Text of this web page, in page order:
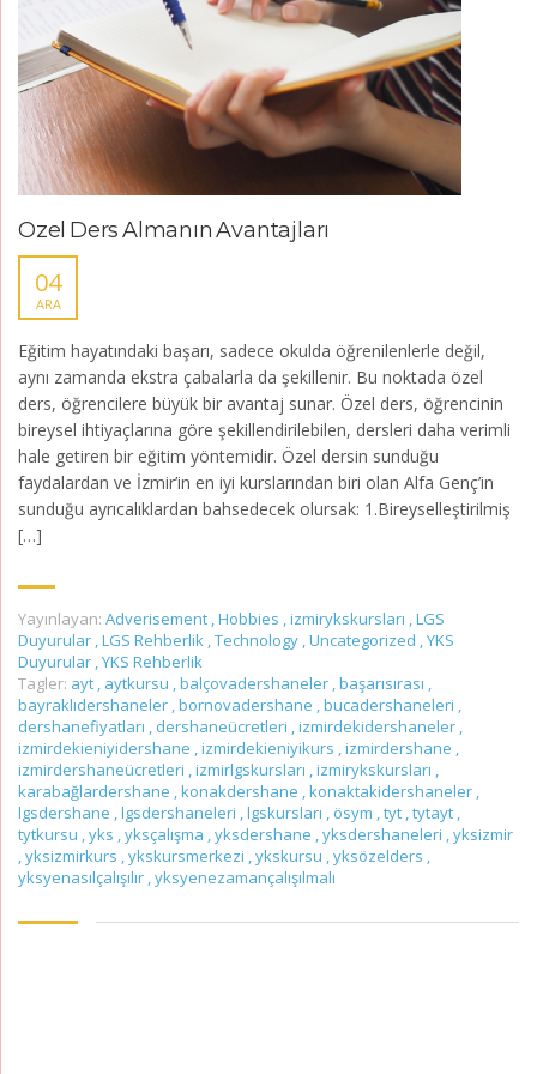
Özel Ders Almanın Avantajları
04
ARA
Eğitim hayatındaki başarı, sadece okulda öğrenilenlerle değil,
aynı zamanda ekstra çabalarla da şekillenir. Bu noktada özel
ders, öğrencilere büyük bir avantaj sunar. Özel ders, öğrencinin
bireysel ihtiyaçlarına göre şekillendirilebilen, dersleri daha verimli
hale getiren bir eğitim yöntemidir. Özel dersin sunduğu
faydalardan ve İzmir’in en iyi kurslarından biri olan Alfa Genç’in
sunduğu ayrıcalıklardan bahsedecek olursak: 1.Bireyselleştirilmiş
[…]
Yayınlayan: Adverisement ,Hobbies ,izmirykskursları ,LGS
Duyurular ,LGS Rehberlik ,Technology ,Uncategorized ,YKS
Duyurular ,YKS Rehberlik
Tagler: ayt , aytkursu ,balçovadershaneler ,başarısırası ,
bayraklıdershaneler ,bornovadershane ,bucadershaneleri ,
dershanefiyatları , dershaneücretleri ,izmirdekidershaneler ,
izmirdekieniyidershane ,izmirdekieniyikurs ,izmirdershane ,
izmirdershaneücretleri ,izmirlgskursları ,izmirykskursları ,
karabağlardershane ,konakdershane ,konaktakidershaneler ,
lgsdershane ,lgsdershaneleri ,lgskursları , ösym ,tyt ,tytayt ,
tytkursu ,yks ,yksçalışma ,yksdershane ,yksdershaneleri ,yksizmir
,yksizmirkurs ,ykskursmerkezi ,ykskursu ,yksözelders ,
yksyenasılçalışılır ,yksyenezamançalışılmalı